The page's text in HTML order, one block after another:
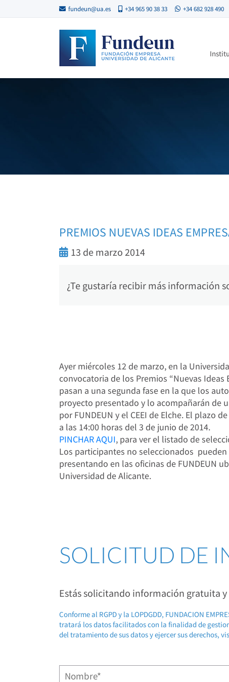
fundeun@ua.es +34 965 90 38 33 +34 682 928 490
PREMIOS NUEVAS IDEAS
13 de marzo 2014
¿Te gustaría recibir más información
Ayer miércoles 12 de marzo, en la
convocatoria de los Premios “Nuevas
pasan a una segunda fase en la que los
proyecto presentado y lo acompañarán de
por FUNDEUN y el CEEI de Elche. El plazo
a las 14:00 horas del 3 de junio de 2014.
PINCHAR AQUI, para ver el listado de
Los participantes no seleccionados pueden
presentando en las oficinas de FUNDEUN
Universidad de Alicante.
SOLICITUD DE
Estás solicitando información gratuita
Conforme al RGPD y la LOPDGDD, FUNDACION
tratará los datos facilitados con la finalidad de
del tratamiento de sus datos y ejercer sus derechos,